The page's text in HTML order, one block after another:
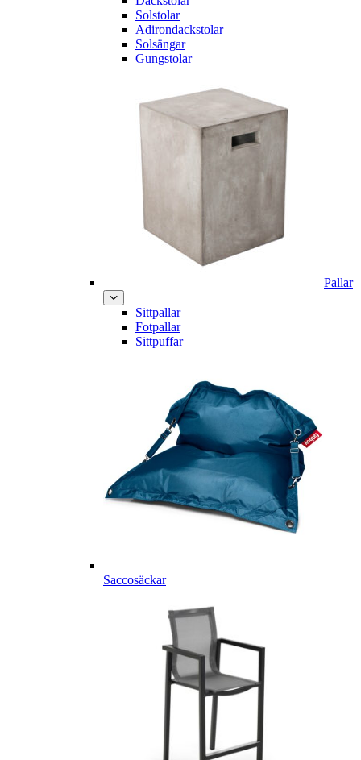
Solstolar
Adirondackstolar
Solsängar
Gungstolar
Pallar
Sittpallar
Fotpallar
Sittpuffar
Saccosäckar